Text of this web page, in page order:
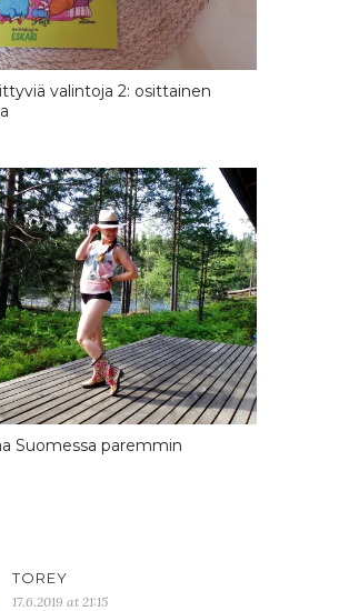
valintoja 2: osittainen
Suomessa paremmin
TOREY
17.6.2019 at 21:15